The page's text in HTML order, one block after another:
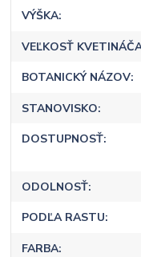
VÝŠKA
VEĽKOSŤ
BOTANICKÝ NÁZOV
STANOVISKO
DOSTUPNOSŤ
ODOLNOSŤ
PODĽA RASTU
FARBA